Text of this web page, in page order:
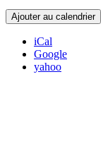
Ajouter au calendrier
iCal
Google
yahoo